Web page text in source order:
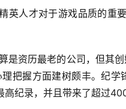
英人才对于游戏品质的重
是资历最老的公司，但其
把握方面建树颇丰。纪
纪录，并且带来了超过